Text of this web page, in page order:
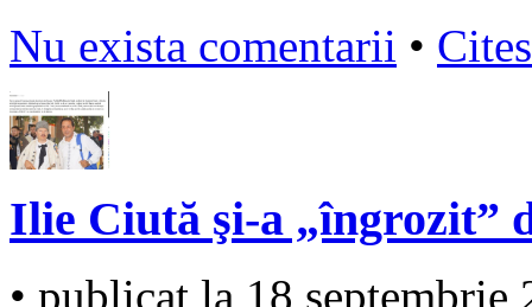
Nu exista comentarii •
Ilie Ciută şi-a „îngrozit”
• publicat la 18 septembrie